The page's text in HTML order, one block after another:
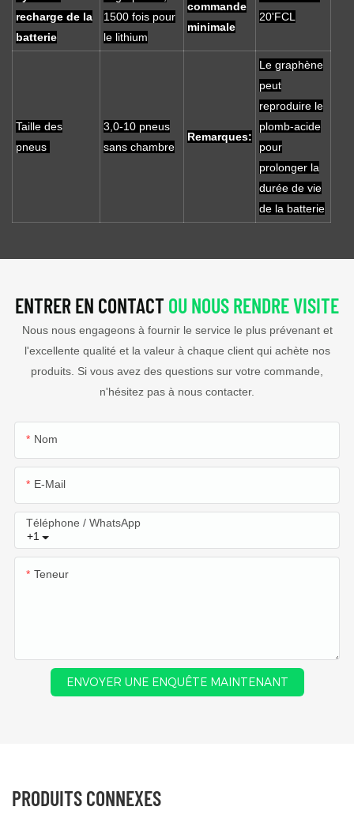
recharge de la
batterie
1500 fois pour
le lithium
commande
minimale
20'FCL
Taille des
pneus
3,0-10 pneus
sans chambre
Remarques:
Le graphène
peut
reproduire le
plomb-acide
pour
prolonger la
durée de vie
de la batterie
ENTRER EN CONTACT OU NOUS RENDRE VISITE
Nous nous engageons à fournir le service le plus prévenant et
l'excellente qualité et la valeur à chaque client qui achète nos
produits. Si vous avez des questions sur votre commande,
n'hésitez pas à nous contacter.
Nom
E-Mail
+1
Téléphone / WhatsApp
Teneur
ENVOYER UNE ENQUÊTE MAINTENANT
PRODUITS CONNEXES